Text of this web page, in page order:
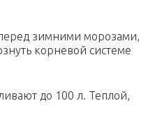
зимними морозами,
корневой системе
до 100 л. Теплой,